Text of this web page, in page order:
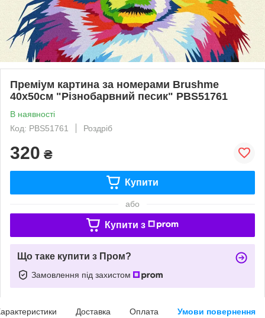
Преміум картина за номерами Brushme
40x50см "Різнобарвний песик" PBS51761
В наявності
Код: PBS51761
Роздріб
320 ₴
Купити
або
Купити з
Що таке купити з Пром?
Замовлення під захистом
Доставка Оплата Умови повернення